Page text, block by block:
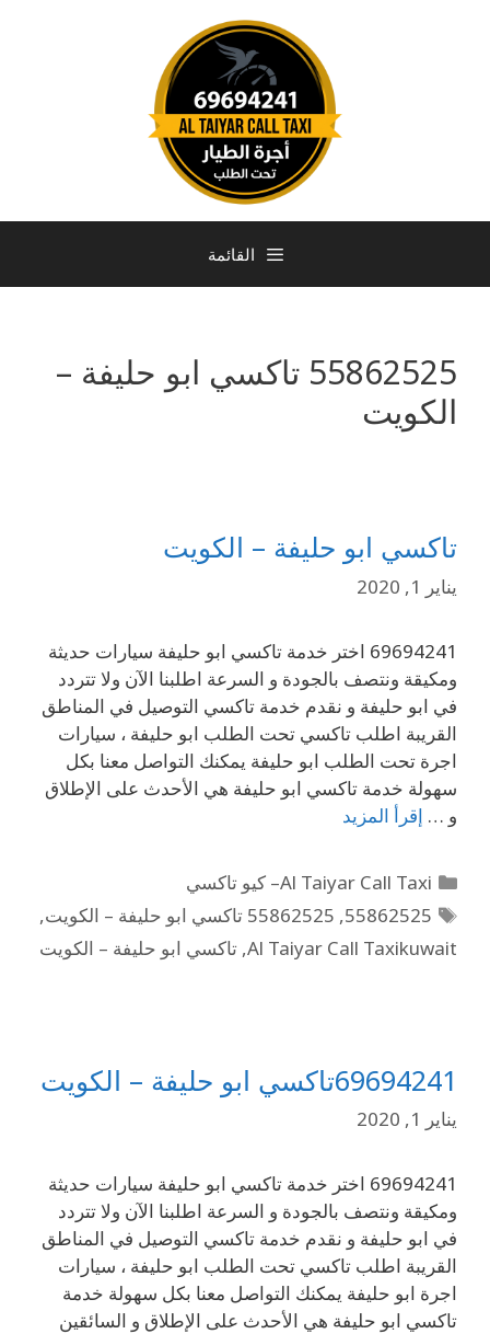
القائمة
55862525 تاكسي ابو حليفة –
الكويت
تاكسي ابو حليفة – الكويت
يناير 1, 2020
69694241 اختر خدمة تاكسي ابو حليفة سيارات حديثة
ومكيقة ونتصف بالجودة و السرعة اطلبنا الآن ولا تتردد
في ابو حليفة و نقدم خدمة تاكسي التوصيل في المناطق
القريبة اطلب تاكسي تحت الطلب ابو حليفة ، سيارات
اجرة تحت الطلب ابو حليفة يمكنك التواصل معنا بكل
سهولة خدمة تاكسي ابو حليفة هي الأحدث على الإطلاق
و … إقرأ المزيد
Al Taiyar Call Taxi– كيو تاكسي
55862525
, 55862525 تاكسي ابو حليفة – الكويت
,
Al Taiyar Call Taxikuwait
, تاكسي ابو حليفة – الكويت
69694241تاكسي ابو حليفة – الكويت
يناير 1, 2020
69694241 اختر خدمة تاكسي ابو حليفة سيارات حديثة
ومكيقة ونتصف بالجودة و السرعة اطلبنا الآن ولا تتردد
في ابو حليفة و نقدم خدمة تاكسي التوصيل في المناطق
القريبة اطلب تاكسي تحت الطلب ابو حليفة ، سيارات
اجرة ابو حليفة يمكنك التواصل معنا بكل سهولة خدمة
تاكسي ابو حليفة هي الأحدث على الإطلاق و السائقين